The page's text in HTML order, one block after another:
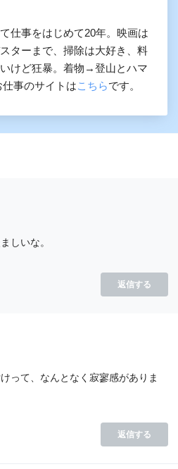
仕事をはじめて20年。映画は
ターまで、掃除は大好き、料
けど狂暴。着物→登山とハマ
事のサイトはこちらです。
しいな。
返信する
って、なんとなく寂寥感がありま
返信する